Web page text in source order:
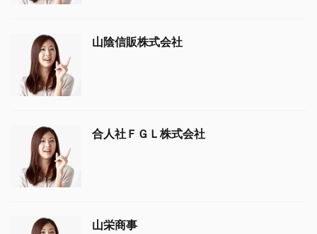
山陰信販株式会社
合人社ＦＧＬ株式会社
山栄商事